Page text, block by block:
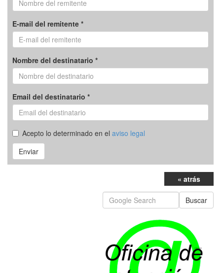
E-mail del remitente *
Nombre del destinatario *
Email del destinatario *
Acepto lo determinado en el aviso legal
Enviar
« atrás
Buscar